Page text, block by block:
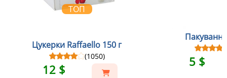
ТОП
Цукерки Raffaello 150 г
(1050)
12 $
5 $